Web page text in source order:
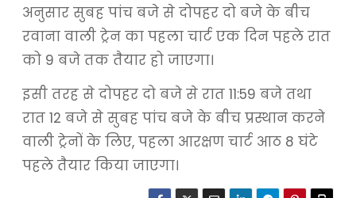
अनुसार सुबह पांच बजे से दोपहर दो बजे के बीच
रवाना वाली ट्रेन का पहला चार्ट एक दिन पहले रात
को 9 बजे तक तैयार हो जाएगा।
इसी तरह से दोपहर दो बजे से रात 11:59 बजे तथा
रात 12 बजे से सुबह पांच बजे के बीच प्रस्थान करने
वाली ट्रेनों के लिए, पहला आरक्षण चार्ट आठ 8 घंटे
पहले तैयार किया जाएगा।